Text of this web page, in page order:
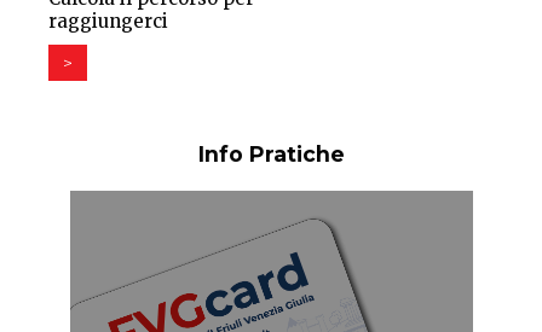
raggiungerci
>
Info Pratiche